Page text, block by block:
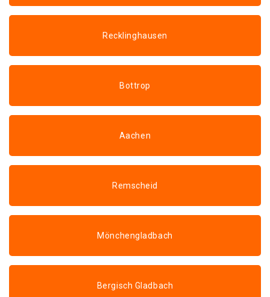
Recklinghausen
Bottrop
Aachen
Remscheid
Mönchengladbach
Bergisch Gladbach